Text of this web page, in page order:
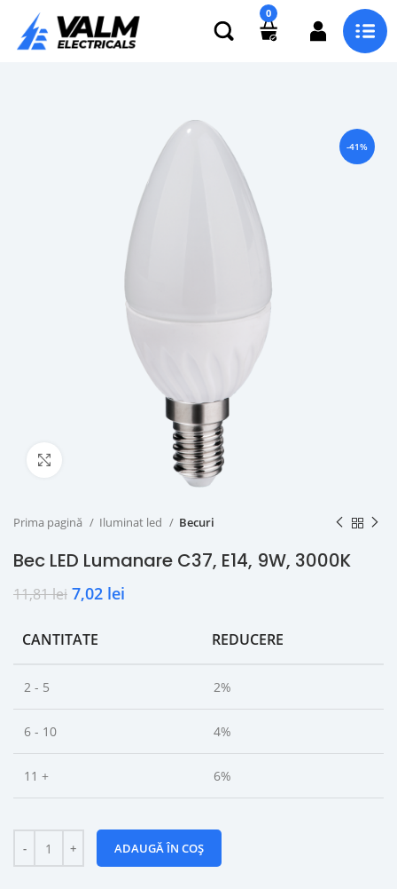
0
-41%
Prima pagină Iluminat led Becuri
Bec LED Lumanare C37, E14, 9W, 3000K
11,81lei 7,02 lei
CANTITATE REDUCERE
2 - 5 2%
6 - 10 4%
11 + 6%
ADAUGĂ ÎN COȘ